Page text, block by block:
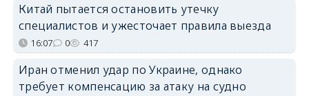
Китай пытается остановить утечку
специалистов и ужесточает правила выезда
16:07 0 417
Иран отменил удар по Украине, однако
требует компенсацию за атаку на судно